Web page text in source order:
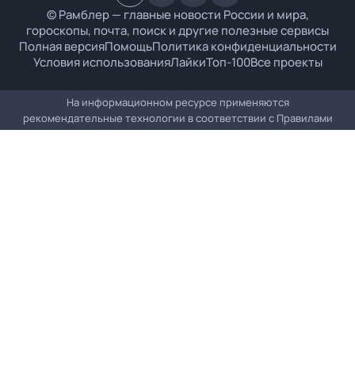
© Рамблер — главные новости России и мира,
гороскопы, почта, поиск и другие полезные сервисы
Полная версияПомощьПолитика конфиденциальности
Условия использованияЛайкиТоп-100Все проекты
На информационном ресурсе применяются
рекомендательные технологии в соответствии с Правилами